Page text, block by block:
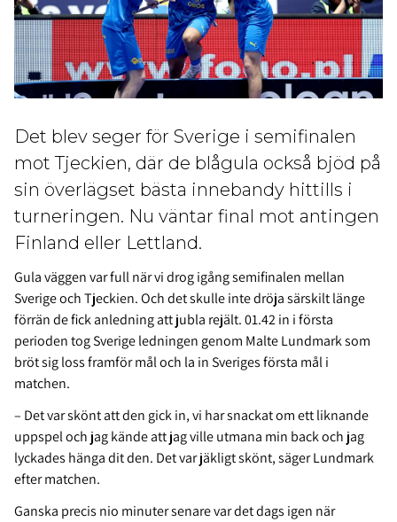
Det blev seger för Sverige i semifinalen
mot Tjeckien, där de blågula också bjöd på
sin överlägset bästa innebandy hittills i
turneringen. Nu väntar final mot antingen
Finland eller Lettland.
Gula väggen var full när vi drog igång semifinalen mellan
Sverige och Tjeckien. Och det skulle inte dröja särskilt länge
förrän de fick anledning att jubla rejält. 01.42 in i första
perioden tog Sverige ledningen genom Malte Lundmark som
bröt sig loss framför mål och la in Sveriges första mål i
matchen.
– Det var skönt att den gick in, vi har snackat om ett liknande
uppspel och jag kände att jag ville utmana min back och jag
lyckades hänga dit den. Det var jäkligt skönt, säger Lundmark
efter matchen.
Ganska precis nio minuter senare var det dags igen när